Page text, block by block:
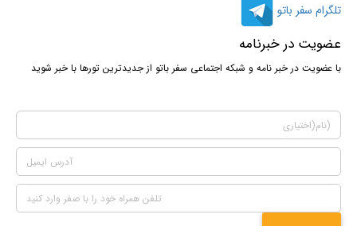
تلگرام سفر باتو
عضویت در خبرنامه
با عضویت در خبر نامه و شبکه اجتماعی سفر باتو از جدیدترین تورها با خبر شوید